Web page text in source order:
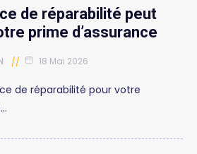
de réparabilité peut
prime d’assurance
18 Mai 2026
de réparabilité pour votre